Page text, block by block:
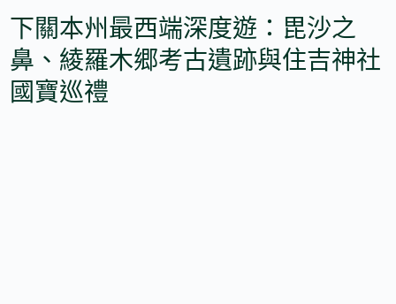
下關本州最西端深度遊：毘沙之
鼻、綾羅木郷考古遺跡與住吉神社
國寶巡禮